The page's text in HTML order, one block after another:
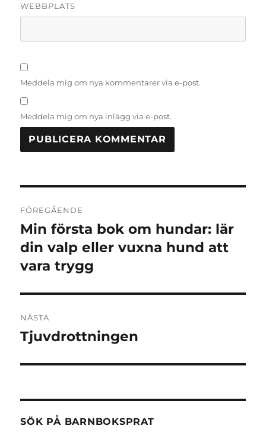
WEBBPLATS
Meddela mig om nya kommentarer via e-post.
Meddela mig om nya inlägg via e-post.
FÖREGÅENDE
Föregående
inlägg:
Min första bok om hundar: lär
din valp eller vuxna hund att
vara trygg
NÄSTA
Nästa
Tjuvdrottningen
SÖK PÅ BARNBOKSPRAT